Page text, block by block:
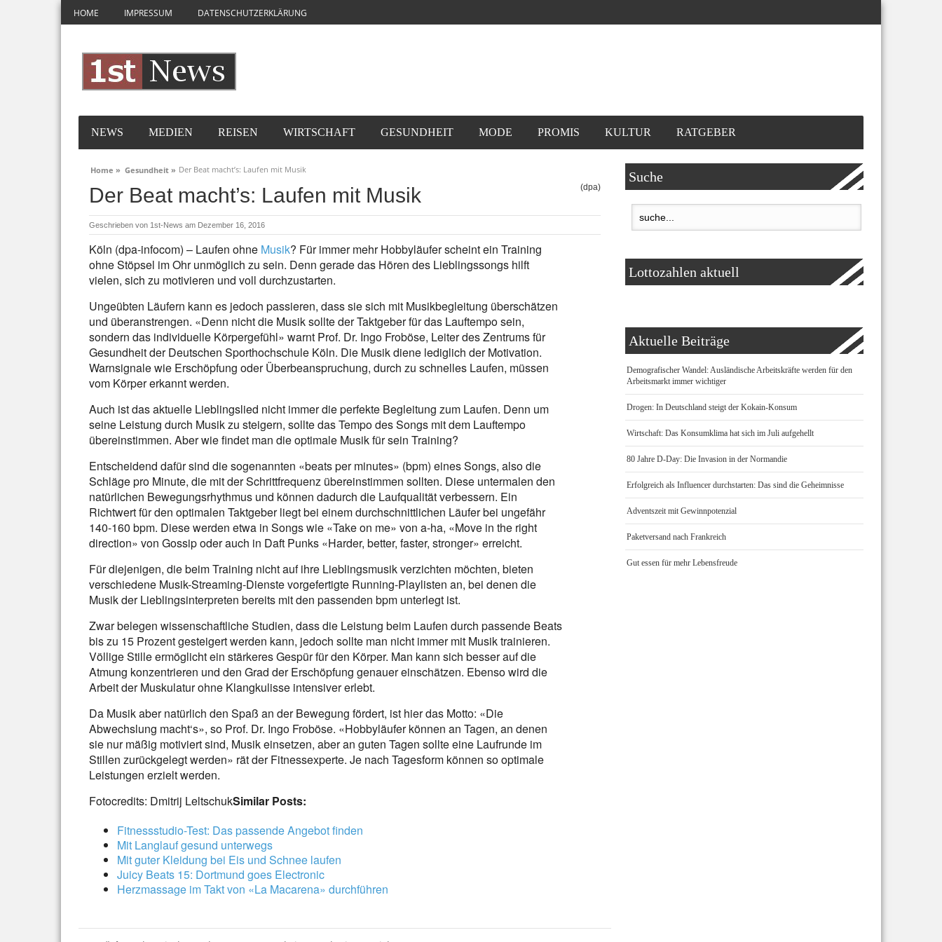
HOME IMPRESSUM DATENSCHUTZERKLÄRUNG
NEWS MEDIEN REISEN WIRTSCHAFT GESUNDHEIT MODE PROMIS KULTUR RATGEBER
Home » Gesundheit » Der Beat macht’s: Laufen mit Musik
Der Beat macht’s: Laufen mit Musik (dpa)
Geschrieben von 1st-News am Dezember 16, 2016
Köln (dpa-infocom) – Laufen ohne Musik? Für immer mehr Hobbyläufer scheint ein Training
ohne Stöpsel im Ohr unmöglich zu sein. Denn gerade das Hören des Lieblingssongs hilft
vielen, sich zu motivieren und voll durchzustarten.
Ungeübten Läufern kann es jedoch passieren, dass sie sich mit Musikbegleitung überschätzen
und überanstrengen. «Denn nicht die Musik sollte der Taktgeber für das Lauftempo sein,
sondern das individuelle Körpergefühl» warnt Prof. Dr. Ingo Froböse, Leiter des Zentrums für
Gesundheit der Deutschen Sporthochschule Köln. Die Musik diene lediglich der Motivation.
Warnsignale wie Erschöpfung oder Überbeanspruchung, durch zu schnelles Laufen, müssen
vom Körper erkannt werden.
Auch ist das aktuelle Lieblingslied nicht immer die perfekte Begleitung zum Laufen. Denn um
seine Leistung durch Musik zu steigern, sollte das Tempo des Songs mit dem Lauftempo
übereinstimmen. Aber wie findet man die optimale Musik für sein Training?
Entscheidend dafür sind die sogenannten «beats per minutes» (bpm) eines Songs, also die
Schläge pro Minute, die mit der Schrittfrequenz übereinstimmen sollten. Diese untermalen den
natürlichen Bewegungsrhythmus und können dadurch die Laufqualität verbessern. Ein
Richtwert für den optimalen Taktgeber liegt bei einem durchschnittlichen Läufer bei ungefähr
140-160 bpm. Diese werden etwa in Songs wie «Take on me» von a-ha, «Move in the right
direction» von Gossip oder auch in Daft Punks «Harder, better, faster, stronger» erreicht.
Für diejenigen, die beim Training nicht auf ihre Lieblingsmusik verzichten möchten, bieten
verschiedene Musik-Streaming-Dienste vorgefertigte Running-Playlisten an, bei denen die
Musik der Lieblingsinterpreten bereits mit den passenden bpm unterlegt ist.
Zwar belegen wissenschaftliche Studien, dass die Leistung beim Laufen durch passende Beats
bis zu 15 Prozent gesteigert werden kann, jedoch sollte man nicht immer mit Musik trainieren.
Völlige Stille ermöglicht ein stärkeres Gespür für den Körper. Man kann sich besser auf die
Atmung konzentrieren und den Grad der Erschöpfung genauer einschätzen. Ebenso wird die
Arbeit der Muskulatur ohne Klangkulisse intensiver erlebt.
Da Musik aber natürlich den Spaß an der Bewegung fördert, ist hier das Motto: «Die
Abwechslung macht‘s», so Prof. Dr. Ingo Froböse. «Hobbyläufer können an Tagen, an denen
sie nur mäßig motiviert sind, Musik einsetzen, aber an guten Tagen sollte eine Laufrunde im
Stillen zurückgelegt werden» rät der Fitnessexperte. Je nach Tagesform können so optimale
Leistungen erzielt werden.
Fotocredits: Dmitrij LeltschukSimilar Posts:
Fitnessstudio-Test: Das passende Angebot finden
Mit Langlauf gesund unterwegs
Mit guter Kleidung bei Eis und Schnee laufen
Juicy Beats 15: Dortmund goes Electronic
Herzmassage im Takt von «La Macarena» durchführen
Suche
Lottozahlen aktuell
Aktuelle Beiträge
Demografischer Wandel: Ausländische Arbeitskräfte werden für den
Arbeitsmarkt immer wichtiger
Drogen: In Deutschland steigt der Kokain-Konsum
Wirtschaft: Das Konsumklima hat sich im Juli aufgehellt
80 Jahre D-Day: Die Invasion in der Normandie
Erfolgreich als Influencer durchstarten: Das sind die Geheimnisse
Adventszeit mit Gewinnpotenzial
Paketversand nach Frankreich
Gut essen für mehr Lebensfreude